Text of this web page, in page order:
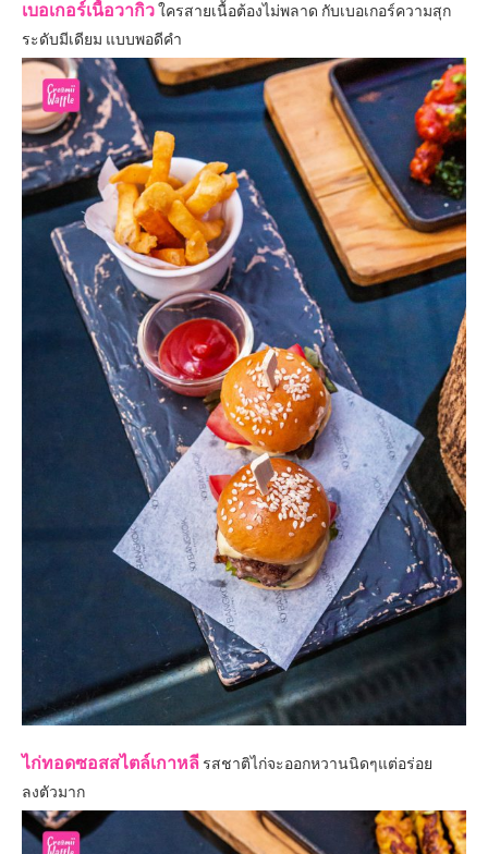
เบอเกอร์เนื้อวากิวใครสายเนื้อต้องไม่พลาด กับเบอเกอร์ความสุก
ระดับมีเดียม แบบพอดีคำ
ไก่ทอดซอสสไตล์เกาหลี รสชาติไก่จะออกหวานนิดๆแต่อร่อย
ลงตัวมาก